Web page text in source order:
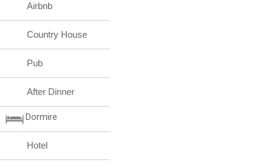
Airbnb
Country House
Pub
After Dinner
Dormire
Hotel